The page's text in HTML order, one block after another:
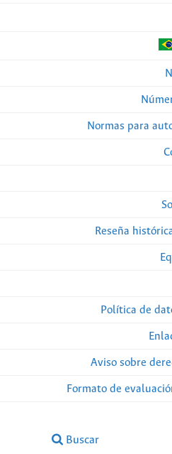
Normas para
Reseña
Política de
Aviso sobre
Formato de
Buscar